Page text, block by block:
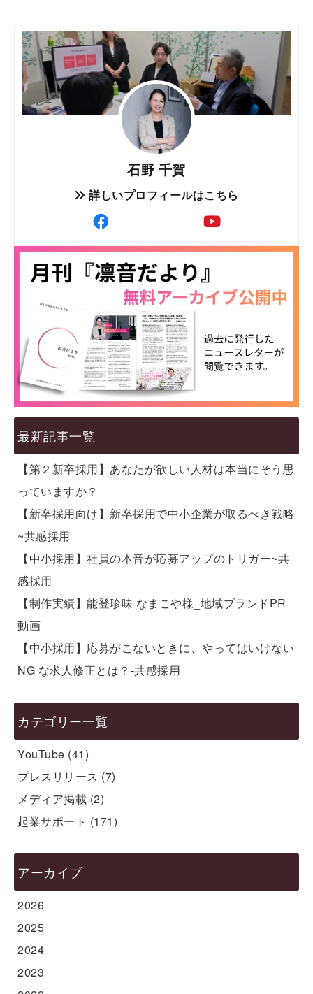
石野 千賀
詳しいプロフィールはこちら
最新記事一覧
【第２新卒採用】あなたが欲しい人材は本当にそう思
っていますか？
【新卒採用向け】新卒採用で中小企業が取るべき戦略
~共感採用
【中小採用】社員の本音が応募アップのトリガー~共
感採用
【制作実績】能登珍味 なまこや様_地域ブランドPR
動画
【中小採用】応募がこないときに、やってはいけない
NG な求人修正とは？-共感採用
カテゴリー一覧
YouTube (41)
プレスリリース (7)
メディア掲載 (2)
起業サポート (171)
アーカイブ
2026
2025
2024
2023